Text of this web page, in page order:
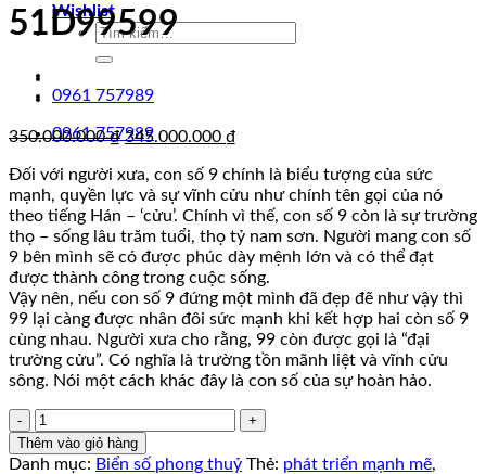
Wishlist
Tìm
0961 757989
0961 757989
51D99599
350.000.000₫ Giá
là:
350.000.000 ₫.
345.000.000 ₫
tại
là:
345.000.000 ₫.
Đối với người xưa, con số 9 chính là biểu tượng của sức
mạnh, quyền lực và sự vĩnh cửu như chính tên gọi của nó
theo tiếng Hán – ‘cửu’. Chính vì thế, con số 9 còn là sự trường
thọ – sống lâu trăm tuổi, thọ tỷ nam sơn. Người mang con số
9 bên mình sẽ có được phúc dày mệnh lớn và có thể đạt
được thành công trong cuộc sống.
Vậy nên, nếu con số 9 đứng một mình đã đẹp đẽ như vậy thì
99 lại càng được nhân đôi sức mạnh khi kết hợp hai còn số 9
cùng nhau. Người xưa cho rằng, 99 còn được gọi là “đại
trường cửu”. Có nghĩa là trường tồn mãnh liệt và vĩnh cửu
sông. Nói một cách khác đây là con số của sự hoàn hảo.
51D99599
số
lượng
Thêm vào giỏ hàng
Danh mục: Biển số phong thuỷ Thẻ: phát triển mạnh mẽ,